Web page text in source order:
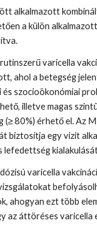
alkalmazott
a külön
varicella
ahol a betegség
és szocioökonómiai
illetve magas
80%) érhető el. Az
biztosítja egy vizit
lefedettség
varicella
ahogyan ezt több
az áttöréses varicella